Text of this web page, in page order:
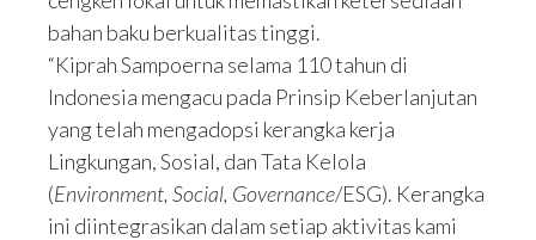
bahan baku berkualitas tinggi.
“Kiprah Sampoerna selama 110 tahun di
Indonesia mengacu pada Prinsip Keberlanjutan
yang telah mengadopsi kerangka kerja
Lingkungan, Sosial, dan Tata Kelola
(Environment, Social, Governance/ESG). Kerangka
ini diintegrasikan dalam setiap aktivitas kami